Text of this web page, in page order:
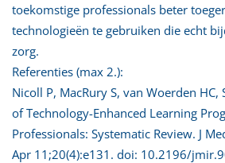
toekomstige professionals beter
technologieën te gebruiken die echt
zorg.
Referenties (max 2.):
Nicoll P, MacRury S, van Woerden HC,
of Technology-Enhanced Learning
Professionals: Systematic Review. J
Apr 11;20(4):e131. doi: 10.2196/